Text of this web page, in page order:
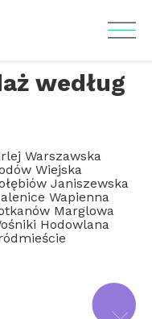
według
Warszawska
Wiejska
Janiszewska
Wapienna
Marglowa
Hodowlana